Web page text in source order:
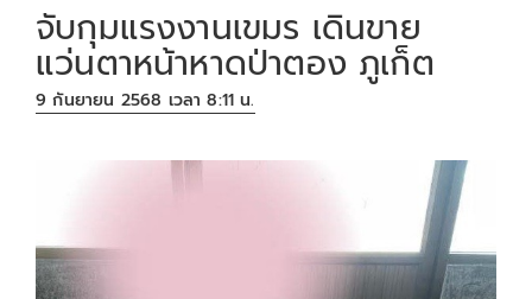
จับกุมแรงงานเขมร เดินขาย
แว่นตาหน้าหาดป่าตอง ภูเก็ต
9 กันยายน 2568 เวลา 8:11 น.